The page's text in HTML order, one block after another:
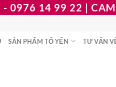
0976 14 99 22 |
SẢN PHẨM TỔ YẾN TƯ VẤN